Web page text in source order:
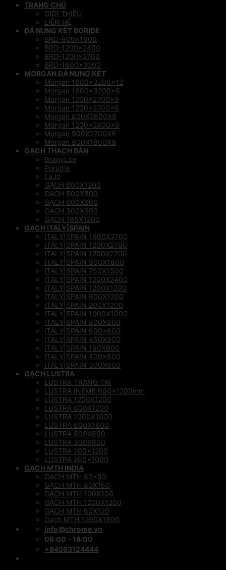
TRANG CHỦ
GIỚI THIỆU
LIÊN HỆ
ĐÁ NUNG KẾT BORIDE
BRD-900×1800
BRD-1200×2400
BRD-1200×2700
BRD-1600×3200
MORGAN ĐÁ NUNG KẾT
Morgan 1600x3200x12
Morgan 1600x3200x6
Morgan 1200x2700x9
Morgan 1200x2700x6
Morgan 800X2600X9
Morgan 1200x2400x9
Morgan 900X2700X6
Morgan 900X1800X9
GẠCH THẠCH BÀN
GranyLite
Porugia
LuJo
GẠCH 600X1200
GẠCH 800X800
GẠCH 600X600
GACH 300X600
GẠCH 195X1200
GẠCH ITALY|SPAIN
ITALY|SPAIN 1600X2700
ITALY|SPAIN 1200X2780
ITALY|SPAIN 1200X2700
ITALY|SPAIN 900X1800
ITALY|SPAIN 750X1500
ITALY|SPAIN 1200X2400
ITALY|SPAIN 1200X1200
ITALY|SPAIN 600X1200
ITALY|SPAIN 200X1200
ITALY|SPAIN 1000X1000
ITALY|SPAIN 800X800
ITALY|SPAIN 600×600
ITALY|SPAIN 450X900
ITALY|SPAIN 150X900
ITALY|SPAIN 400×800
ITALY|SPAIN 300X600
GẠCH LUSTRA
LUSTRA TRANG TRÍ
LUSTRA INEMB 600x1200mm
LUSTRA 1200X1200
LUSTRA 600X1200
LUSTRA 1000X1000
LUSTRA 800X1600
LUSTRA 800X800
LUSTRA 300X600
LUSTRA 200×1200
LUSTRA 200×1000
GẠCH MTH INDIA
GẠCH MTH 80×80
GẠCH MTH 80X160
GẠCH MTH 100X100
GẠCH MTH 1200X1200
GẠCH MTH 60X120
Gạch MTH 1200X1800
info@chrome.vn
08:00 - 18:00
+84563124444